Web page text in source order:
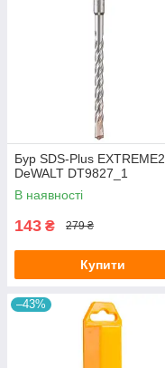
Бур SDS-Plus EXTREME2
DeWALT DT9827_1
В наявності
143 ₴ 279 ₴
Купити
–43%